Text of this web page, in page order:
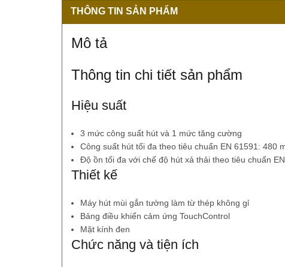
THÔNG TIN SẢN PHẨM
Mô tả
Thông tin chi tiết sản phẩm
Hiệu suất
3 mức công suất hút và 1 mức tăng cường
Công suất hút tối đa theo tiêu chuẩn EN 61591: 480
Độ ồn tối đa với chế độ hút xả thải theo tiêu chuẩn
Thiết kế
Máy hút mùi gắn tường làm từ thép không gỉ
Bảng điều khiển cảm ứng TouchControl
Mặt kính đen
Chức năng và tiện ích